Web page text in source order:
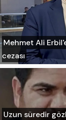
Mehmet Ali
cezası
Uzun süredir